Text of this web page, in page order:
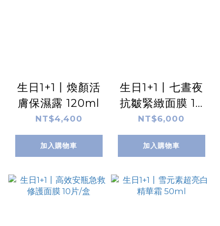
生日1+1丨煥顏活
膚保濕露 120ml
NT$4,400
加入購物車
生日1+1丨七晝夜
抗皺緊緻面膜 10
片/盒
NT$6,000
加入購物車